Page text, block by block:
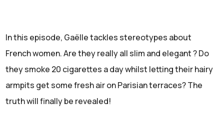
In this episode, Gaëlle tackles stereotypes about
French women. Are they really all slim and elegant ? Do
they smoke 20 cigarettes a day whilst letting their hairy
armpits get some fresh air on Parisian terraces? The
truth will finally be revealed!